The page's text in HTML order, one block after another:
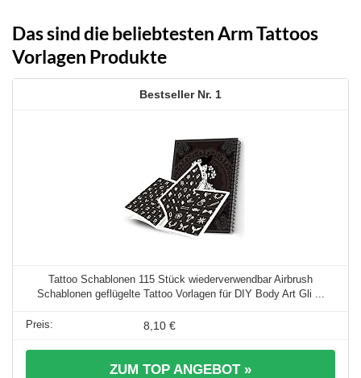
Das sind die beliebtesten Arm Tattoos
Vorlagen Produkte
1
Tattoo Schablonen 115 Stück wiederverwendbar Airbrush
Schablonen geflügelte Tattoo Vorlagen für DIY Body Art Gli ...
8,10 €
ZUM TOP ANGEBOT »